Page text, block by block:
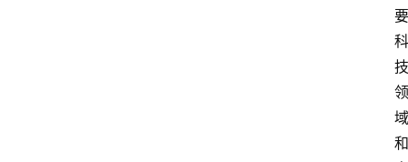
要
科
技
领
域
和